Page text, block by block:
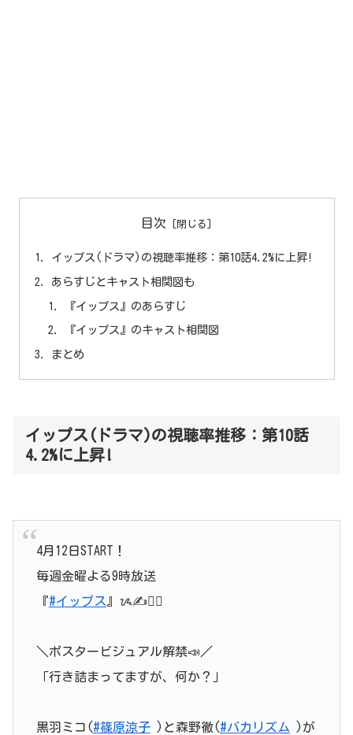
目次
イップス(ドラマ)の視聴率推移：第10話4.2%に上昇!
あらすじとキャスト相関図も
『イップス』のあらすじ
『イップス』のキャスト相関図
まとめ
イップス(ドラマ)の視聴率推移：第10話
4.2%に上昇!
4月12日START！
毎週金曜よる9時放送
『#イップス』ᝰ✍️👮‍♂️
＼ポスタービジュアル解禁📣／
「行き詰まってますが、何か？」
黒羽ミコ(#篠原涼子)と森野徹(#バカリズム )が